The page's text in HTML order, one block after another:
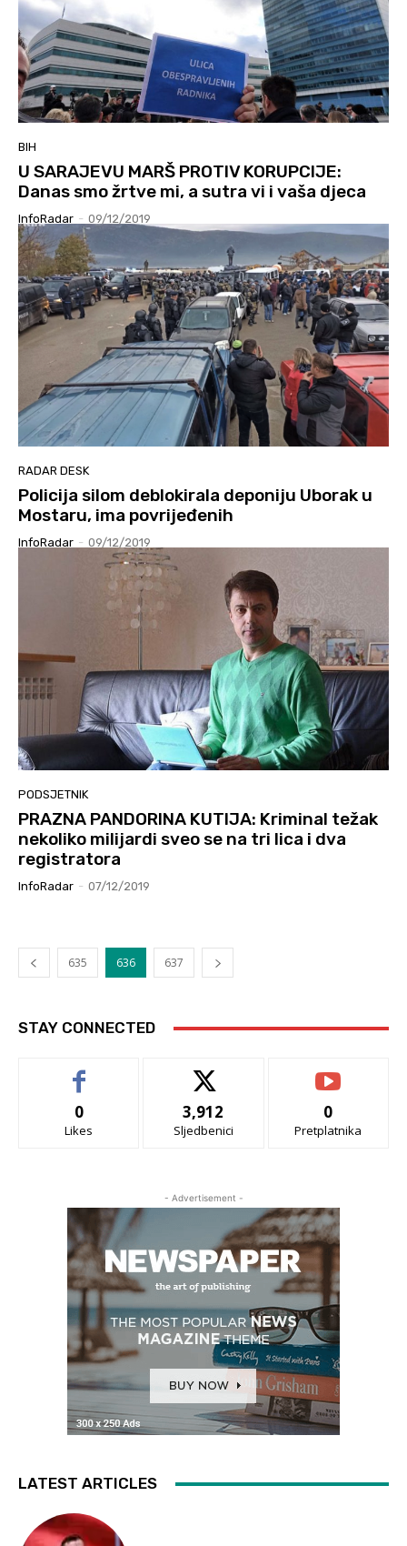
BIH
U SARAJEVU MARŠ PROTIV KORUPCIJE:
Danas smo žrtve mi, a sutra vi i vaša djeca
InfoRadar - 09/12/2019
RADAR DESK
Policija silom deblokirala deponiju Uborak u
Mostaru, ima povrijeđenih
InfoRadar - 09/12/2019
PODSJETNIK
PRAZNA PANDORINA KUTIJA: Kriminal težak
nekoliko milijardi sveo se na tri lica i dva
registratora
InfoRadar - 07/12/2019
635 636 637
STAY CONNECTED
0
Likes
3,912
Sljedbenici
0
Pretplatnika
- Advertisement -
LATEST ARTICLES